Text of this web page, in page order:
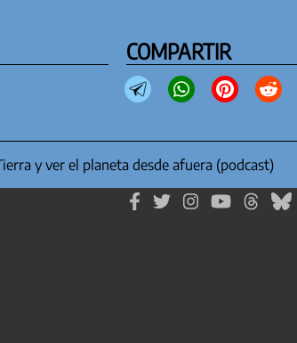
COMPARTIR
y ver el planeta desde afuera (podcast)